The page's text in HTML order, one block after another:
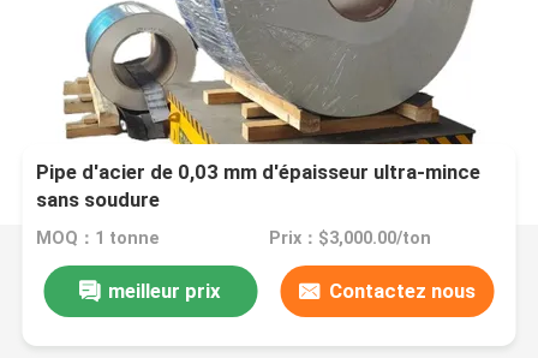
Pipe d'acier de 0,03 mm d'épaisseur ultra-mince
sans soudure
MOQ：1 tonne Prix：$3,000.00/ton
meilleur prix Contactez nous